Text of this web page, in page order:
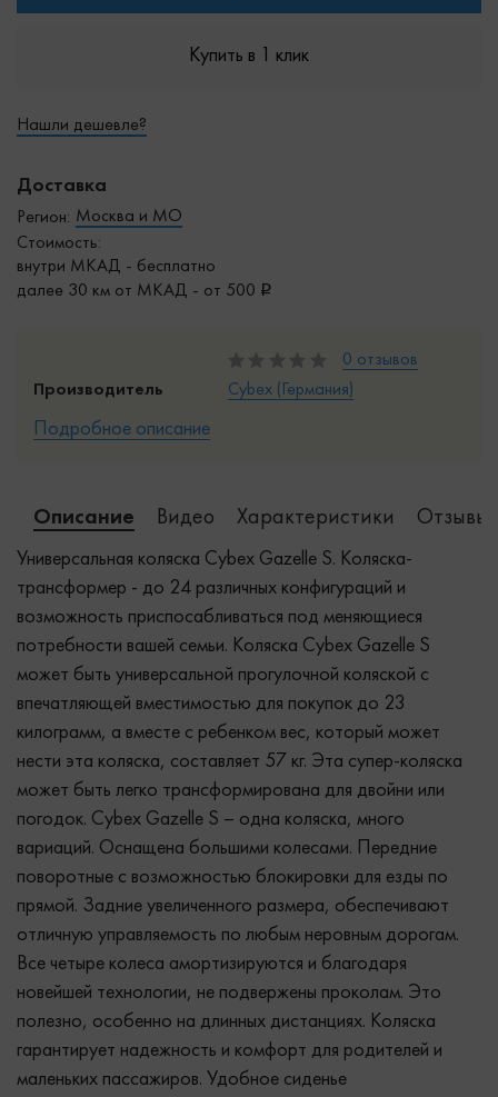
Купить в 1 клик
Нашли дешевле?
Доставка
Регион: Москва и МО
Стоимость:
внутри МКАД - бесплатно
далее 30 км от МКАД - от 500
0 отзывов
Производитель
Cybex (Германия)
Подробное описание
Описание Видео Характеристики Отзывы
Универсальная коляска Cybex Gazelle S. Коляска-
трансформер - до 24 различных конфигураций и
возможность приспосабливаться под меняющиеся
потребности вашей семьи. Коляска Cybex Gazelle S
может быть универсальной прогулочной коляской с
впечатляющей вместимостью для покупок до 23
килограмм, а вместе с ребенком вес, который может
нести эта коляска, составляет 57 кг. Эта супер-коляска
может быть легко трансформирована для двойни или
погодок. Cybex Gazelle S – одна коляска, много
вариаций. Оснащена большими колесами. Передние
поворотные с возможностью блокировки для езды по
прямой. Задние увеличенного размера, обеспечивают
отличную управляемость по любым неровным дорогам.
Все четыре колеса амортизируются и благодаря
новейшей технологии, не подвержены проколам. Это
полезно, особенно на длинных дистанциях. Коляска
гарантирует надежность и комфорт для родителей и
маленьких пассажиров. Удобное сиденье